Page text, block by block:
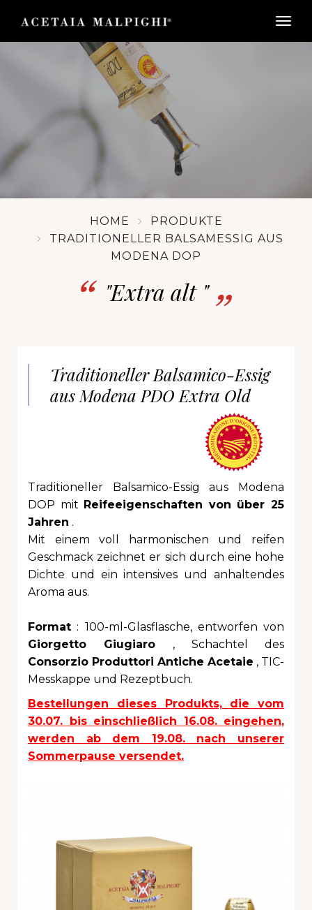
HOME
PRODUKTE
TRADITIONELLER BALSAMESSIG AUS
MODENA DOP
"Extra alt "
Traditioneller Balsamico-Essig
aus Modena PDO Extra Old
Traditioneller Balsamico-Essig aus Modena
DOP mit Reifeeigenschaften von über 25
Jahren .
Mit einem voll harmonischen und reifen
Geschmack zeichnet er sich durch eine hohe
Dichte und ein intensives und anhaltendes
Aroma aus.
Format : 100-ml-Glasflasche, entworfen von
Giorgetto Giugiaro , Schachtel des
Consorzio Produttori Antiche Acetaie , TIC-
Messkappe und Rezeptbuch.
Bestellungen dieses Produkts, die vom
30.07. bis einschließlich 16.08. eingehen,
werden ab dem 19.08. nach unserer
Sommerpause versendet.